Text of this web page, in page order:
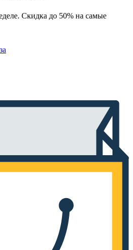
Скидка до 50% на самые